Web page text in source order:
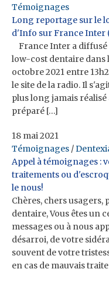
Témoignages
Long reportage sur le
d'Info sur France Inter
France Inter a diffusé
low-cost dentaire dans
octobre 2021 entre
le site de la radio. Il
plus long jamais
préparé […]
18 mai 2021
Témoignages /
Appel à témoignages :
traitements ou
le nous!
Chères, chers usagers,
dentaire, Vous êtes un
messages ou à nous
désarroi, de votre
souvent de votre
en cas de mauvais